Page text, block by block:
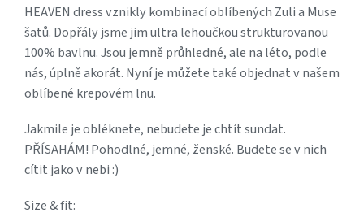
HEAVEN dress vznikly kombinací oblíbených Zuli a Muse
šatů. Dopřály jsme jim ultra lehoučkou strukturovanou
100% bavlnu. Jsou jemně průhledné, ale na léto, podle
nás, úplně akorát. Nyní je můžete také objednat v našem
oblíbené krepovém lnu.
Jakmile je obléknete, nebudete je chtít sundat.
PŘÍSAHÁM! Pohodlné, jemné, ženské. Budete se v nich
cítit jako v nebi :)
Size & fit: